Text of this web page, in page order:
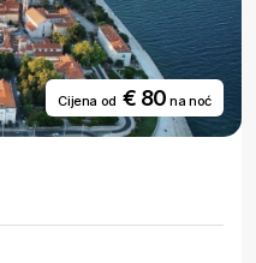
Cijena od € 80na noć